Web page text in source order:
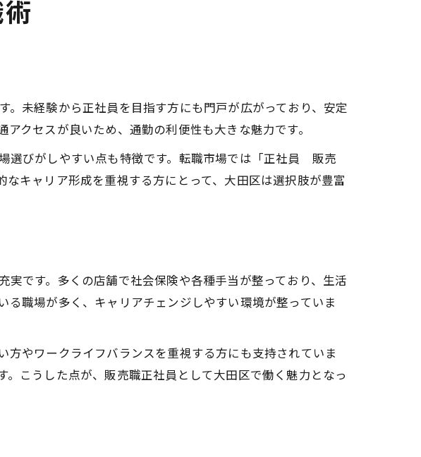
のポイント
対策とは
実現できる理由
情解説
の求人特徴
の現状を知る
未経験から正社員を目指す方にも門戸が広がっており、安定
クセスが良いため、通勤の利便性も大きな魅力です。
選びがしやすい点も特徴です。転職市場では「正社員 販売
キャリア形成を重視する方にとって、大田区は選択肢が豊富
です。多くの店舗で社会保険や各種手当が整っており、生活
職場が多く、キャリアチェンジしやすい環境が整っていま
やワークライフバランスを重視する方にも支持されていま
こうした点が、販売職正社員として大田区で働く魅力となっ